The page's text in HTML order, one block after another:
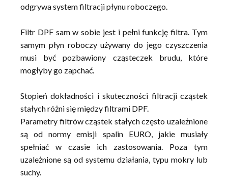
odgrywa system filtracji płynu roboczego.
Filtr DPF sam w sobie jest i pełni funkcję filtra. Tym
samym płyn roboczy używany do jego czyszczenia
musi być pozbawiony cząsteczek brudu, które
mogłyby go zapchać.
Stopień dokładności i skuteczności filtracji cząstek
stałych różni się między filtrami DPF.
Parametry filtrów cząstek stałych często uzależnione
są od normy emisji spalin EURO, jakie musiały
spełniać w czasie ich zastosowania. Poza tym
uzależnione są od systemu działania, typu mokry lub
suchy.